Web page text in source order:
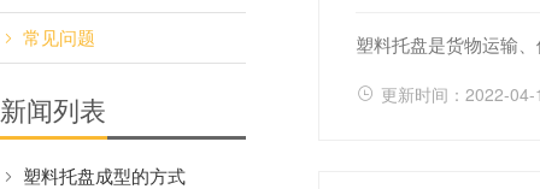
常见问题
新闻列表
塑料托盘成型的方式
塑料托盘是货物运输
更新时间：2022-04-